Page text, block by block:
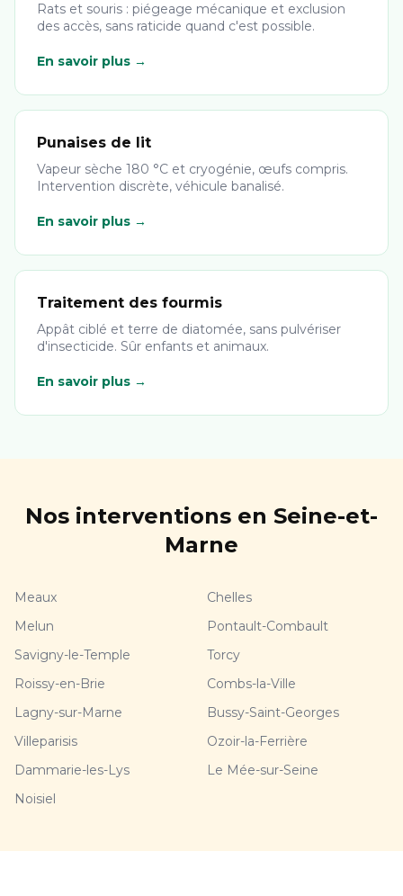
Rats et souris : piégeage mécanique et exclusion
des accès, sans raticide quand c'est possible.
En savoir plus →
Punaises de lit
Vapeur sèche 180 °C et cryogénie, œufs compris.
Intervention discrète, véhicule banalisé.
En savoir plus →
Traitement des fourmis
Appât ciblé et terre de diatomée, sans pulvériser
d'insecticide. Sûr enfants et animaux.
En savoir plus →
Nos interventions en Seine-et-
Marne
Meaux
Chelles
Melun
Pontault-Combault
Savigny-le-Temple
Torcy
Roissy-en-Brie
Combs-la-Ville
Lagny-sur-Marne
Bussy-Saint-Georges
Villeparisis
Ozoir-la-Ferrière
Dammarie-les-Lys
Le Mée-sur-Seine
Noisiel